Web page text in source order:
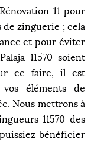
11 pour
zinguerie ; cela
et pour éviter
11570 soient
ce faire, il est
éléments de
Nous mettrons à
11570 des
bénéficier